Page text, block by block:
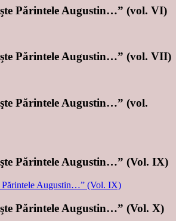
Părintele Augustin…” (vol. VI)
Părintele Augustin…” (vol. VII)
Părintele Augustin…” (vol.
Părintele Augustin…” (Vol. IX)
Părintele Augustin…” (Vol. X)